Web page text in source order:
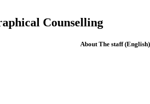
Counselling
(English)